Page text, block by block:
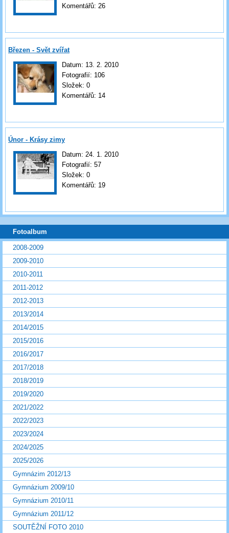
Komentářů: 26
Březen - Svět zvířat
Datum: 13. 2. 2010
Fotografií: 106
Složek: 0
Komentářů: 14
Únor - Krásy zimy
Datum: 24. 1. 2010
Fotografií: 57
Složek: 0
Komentářů: 19
Fotoalbum
2008-2009
2009-2010
2010-2011
2011-2012
2012-2013
2013/2014
2014/2015
2015/2016
2016/2017
2017/2018
2018/2019
2019/2020
2021/2022
2022/2023
2023/2024
2024/2025
2025/2026
Gymnázim 2012/13
Gymnázium 2009/10
Gymnázium 2010/11
Gymnázium 2011/12
SOUTĚŽNÍ FOTO 2010